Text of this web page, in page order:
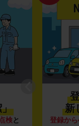
」
検と
新
登録か